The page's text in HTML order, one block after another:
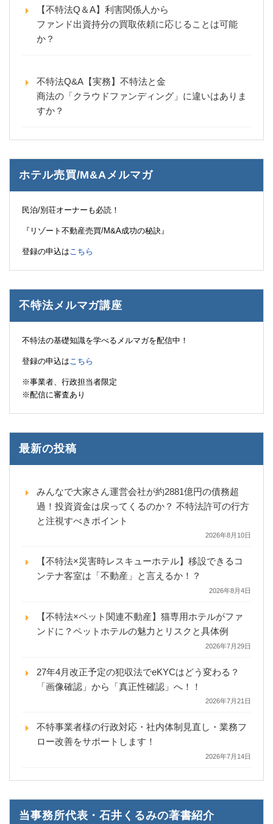
【不特法Q＆A】利害関係人から
ファンド出資持分の買取依頼に応じることは可能
か？
不特法Q&A【実務】不特法と金
商法の「クラウドファンディング」に違いはありま
すか？
ホテル売買/M&Aメルマガ
民泊/別荘オーナーも必読！
『リゾート不動産売買/M&A成功の秘訣』
登録の申込は こちら
不特法メルマガ講座
不特法の基礎知識を学べるメルマガを配信中！
登録の申込は こちら
※事業者、行政担当者限定
※配信に審査あり
最新の投稿
みんなで大家さん運営会社が約2881億円の債務超
過！投資資金は戻ってくるのか？ 不特法許可の行方
と注視すべきポイント
2026年8月10日
【不特法×災害時レスキューホテル】移設できるコ
ンテナ客室は「不動産」と言えるか！？
2026年8月4日
【不特法×ペット関連不動産】猫専用ホテルがファ
ンドに？ペットホテルの魅力とリスクと具体例
2026年7月29日
27年4月改正予定の犯収法でeKYCはどう変わる？
「画像確認」から「真正性確認」へ！！
2026年7月21日
不特事業者様の行政対応・社内体制見直し・業務フ
ロー改善をサポートします！
2026年7月14日
当事務所代表・石井くるみの著書紹介